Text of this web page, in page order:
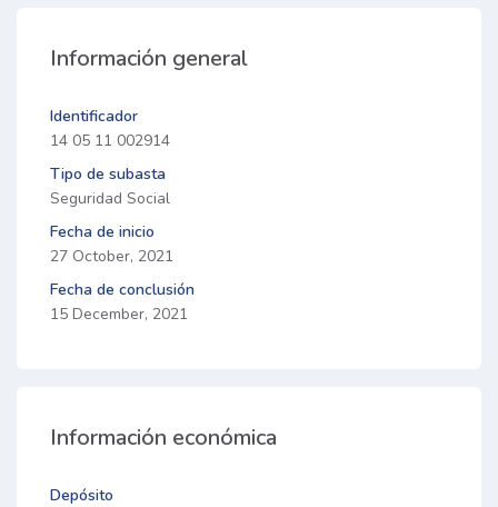
Información general
Identificador
14 05 11 002914
Tipo de subasta
Seguridad Social
Fecha de inicio
27 October, 2021
Fecha de conclusión
15 December, 2021
Información económica
Depósito